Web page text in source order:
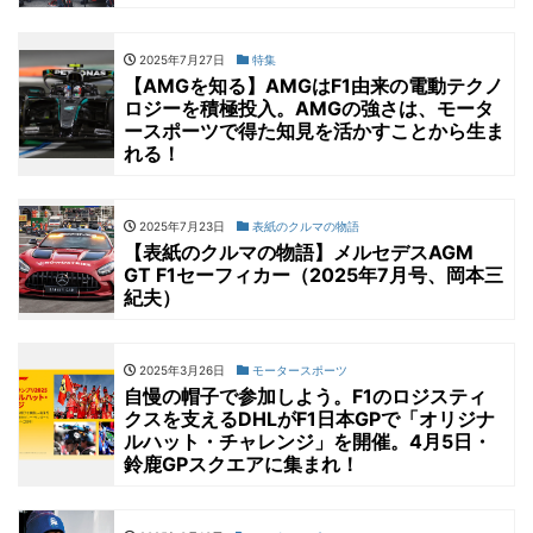
2025年7月27日 特集
【AMGを知る】AMGはF1由来の電動テクノ
ロジーを積極投入。AMGの強さは、モータ
ースポーツで得た知見を活かすことから生ま
れる！
2025年7月23日 表紙のクルマの物語
【表紙のクルマの物語】メルセデスAGM
GT F1セーフィカー（2025年7月号、岡本三
紀夫）
2025年3月26日 モータースポーツ
自慢の帽子で参加しよう。F1のロジスティ
クスを支えるDHLがF1日本GPで「オリジナ
ルハット・チャレンジ」を開催。4月5日・
鈴鹿GPスクエアに集まれ！